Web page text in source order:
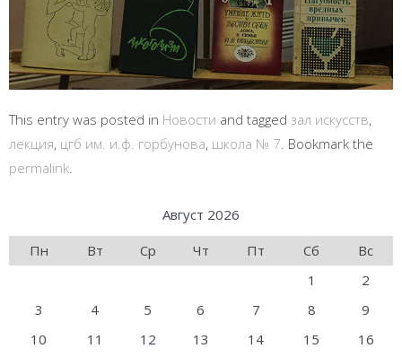
This entry was posted in Новости and tagged зал искусств,
лекция, цгб им. и.ф. горбунова, школа № 7. Bookmark the
permalink.
Август 2026
Пн
Вт Ср Чт Пт Сб
Вс
1
2
3
4 5 6 7 8
9
10
11 12 13 14 15
16